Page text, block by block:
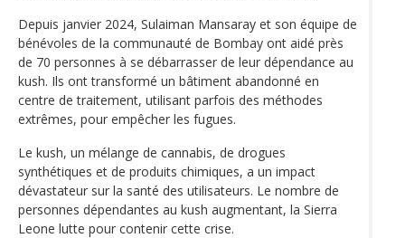
Depuis janvier 2024, Sulaiman Mansaray et son équipe de
bénévoles de la communauté de Bombay ont aidé près
de 70 personnes à se débarrasser de leur dépendance au
kush. Ils ont transformé un bâtiment abandonné en
centre de traitement, utilisant parfois des méthodes
extrêmes, pour empêcher les fugues.
Le kush, un mélange de cannabis, de drogues
synthétiques et de produits chimiques, a un impact
dévastateur sur la santé des utilisateurs. Le nombre de
personnes dépendantes au kush augmentant, la Sierra
Leone lutte pour contenir cette crise.